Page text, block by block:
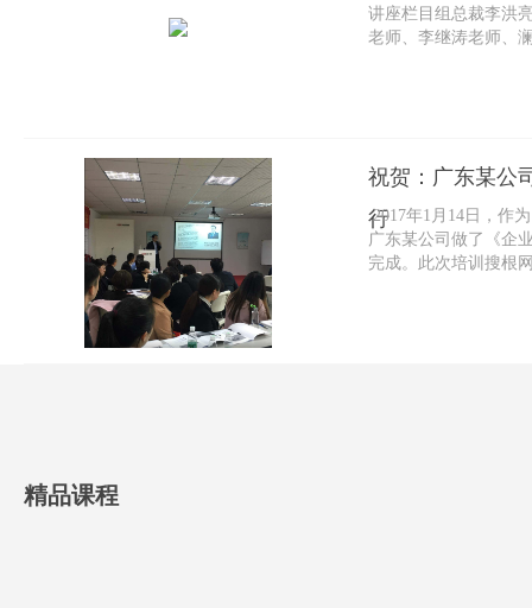
讲座栏目组总裁李洪
老师、李继涛老师、
祝贺：广东某公
行
2017年1月14日，作
广东某公司做了《企
完成。此次培训搜根
精品课程